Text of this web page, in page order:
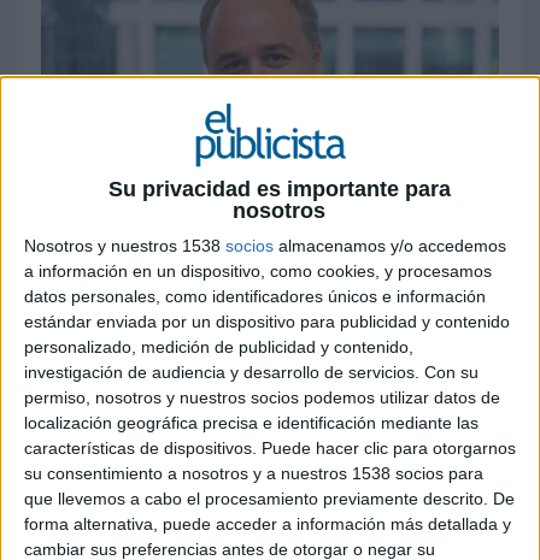
Su privacidad es importante para
nosotros
Nosotros y nuestros 1538 socios almacenamos y/o accedemos
a información en un dispositivo, como cookies, y procesamos
datos personales, como identificadores únicos e información
estándar enviada por un dispositivo para publicidad y contenido
personalizado, medición de publicidad y contenido,
investigación de audiencia y desarrollo de servicios. Con su
permiso, nosotros y nuestros socios podemos utilizar datos de
localización geográfica precisa e identificación mediante las
características de dispositivos. Puede hacer clic para otorgarnos
su consentimiento a nosotros y a nuestros 1538 socios para
que llevemos a cabo el procesamiento previamente descrito. De
forma alternativa, puede acceder a información más detallada y
cambiar sus preferencias antes de otorgar o negar su
Se incorpora al comité ejecutivo como
director de finanzas de Clear Channel
España
Clear Channel España ha incorporado a Jaime
Linaza La Calle como miembro de su comité
ejecutivo desempeñando las funciones de CFO,
además de asumir las responsabilidades de
dirección del departamento de IT y sistemas. Con
esta incorporación se completa el equipo
directivo de España.